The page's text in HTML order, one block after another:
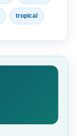
tropical